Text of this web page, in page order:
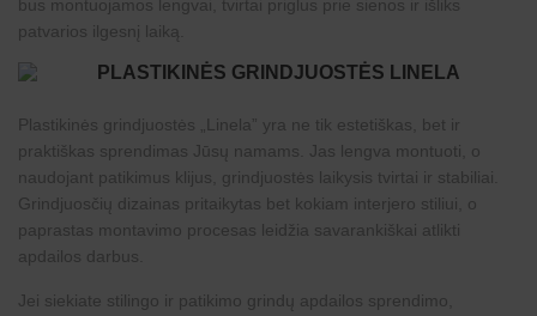
bus montuojamos lengvai, tvirtai priglus prie sienos ir išliks
patvarios ilgesnį laiką.
Plastikinės grindjuostės „Linela” yra ne tik estetiškas, bet ir
praktiškas sprendimas Jūsų namams. Jas lengva montuoti, o
naudojant patikimus klijus, grindjuostės laikysis tvirtai ir stabiliai.
Grindjuosčių dizainas pritaikytas bet kokiam interjero stiliui, o
paprastas montavimo procesas leidžia savarankiškai atlikti
apdailos darbus.
Jei siekiate stilingo ir patikimo grindų apdailos sprendimo,